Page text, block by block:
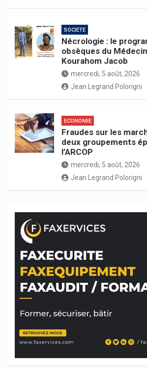
SOCIETE
Nécrologie : le
obsèques du
Kourahom Jacob
mercredi, 5 août, 2026
Jean Legrand Polorigni
ECONOMIE
Fraudes sur les
deux groupements
l’ARCOP
mercredi, 5 août, 2026
Jean Legrand Polorigni